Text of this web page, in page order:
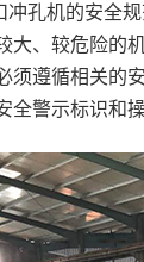
孔机的安全规
大、较危险的机
须遵循相关的
全警示标识和